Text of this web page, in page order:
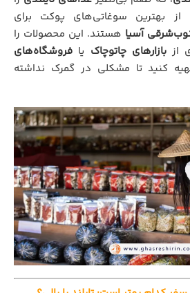
از بهترین سوغاتی‌های پوکت برای
آسیا هستند. این محصولات را
ازبازارهای چاتوچاک یا فروشگاه‌های
کنید تا مشکلی در گمرک نداشته